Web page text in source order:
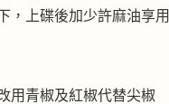
，上碟後加少許麻油享用
用青椒及紅椒代替尖椒